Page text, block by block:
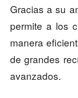
Gracias a su
permite a los
manera
de grandes
avanzados.